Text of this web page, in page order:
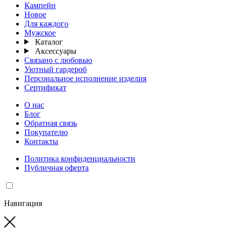
Кампейн
Новое
Для каждого
Мужское
Каталог
Аксессуары
Связано с любовью
Уютный гардероб
Персональное исполнение изделия
Сертификат
О нас
Блог
Обратная связь
Покупателю
Контакты
Политика конфиденциальности
Публичная оферта
Навигация